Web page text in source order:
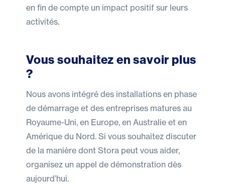
en fin de compte un impact positif sur leurs
activités.
Vous souhaitez en savoir plus
?
Nous avons intégré des installations en phase
de démarrage et des entreprises matures au
Royaume-Uni, en Europe, en Australie et en
Amérique du Nord. Si vous souhaitez discuter
de la manière dont Stora peut vous aider,
organisez un appel de démonstration dès
aujourd’hui.